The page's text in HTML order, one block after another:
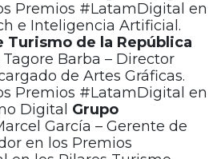
Premios #LatamDigital en
e Inteligencia Artificial.
Turismo de la República
Tagore Barba – Director
de Artes Gráficas.
Premios #LatamDigital en
Digital Grupo
García – Gerente de
en los Premios